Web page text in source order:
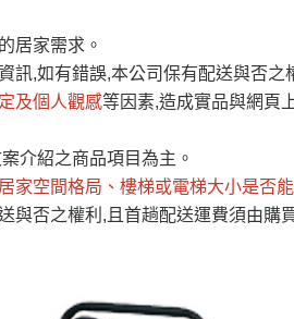
居家需求。
訊,如有錯誤,本公司保有配送與否之
及個人觀感等因素,造成實品與網頁
介紹之商品項目為主。
家空間格局、 樓梯或電梯大小是否
否之權利,且首趟配送運費須由購
費 說 明
購買商品，請於出發前來電或到「
。
電話聯絡或E-Mail通知確認訂單。
貨我們客服會再來電或E-Mail與您
排列 依評論低至高排列